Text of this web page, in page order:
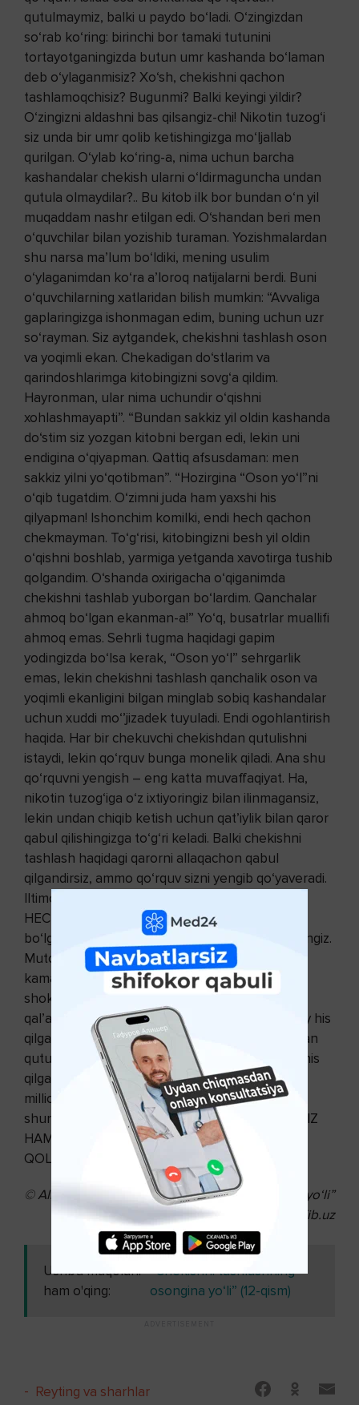
qutulmaymiz, balki u paydo bo‘ladi. O‘zingizdan
so‘rab ko‘­ring: birinchi bor tamaki tutunini
tortayotganingizda butun umr kashanda bo‘laman
deb o‘ylaganmisiz? Xo‘sh, chekishni qachon
tashlamoqchisiz? Bugunmi? Balki keyingi yildir?
O‘zingizni aldashni bas qilsangiz-chi! Nikotin tuzog‘i
siz unda bir umr qo­lib ketishingizga mo‘ljallab
qurilgan. O‘ylab ko‘ring-a, nima uchun barcha
kashandalar chekish ularni o‘ldirmaguncha undan
qutula olmaydilar?.. Bu kitob ilk bor bundan o‘n yil
mu­qaddam nashr etilgan edi. O‘shandan beri men
o‘quvchilar bilan yozishib turaman. Yozishmalardan
shu narsa ma’lum bo‘ldiki, mening usulim
o‘ylaganimdan ko‘ra a’loroq natijalarni berdi. Buni
o‘quvchilarning xatlaridan bilish mumkin: “Avvaliga
gaplaringizga ishonmagan edim, buning uchun uzr
so‘rayman. Siz aytgandek, chekishni tashlash oson
va yoqimli ekan. Chekadigan do‘stlarim va
qarindoshlarimga kitobingizni sovg‘a qildim.
Hayronman, ular nima uchundir o‘qishni
xohlashmayapti”. “Bundan sakkiz yil oldin kashanda
do‘stim siz yozgan kitobni bergan edi, lekin uni
endigina o‘qiyapman. Qattiq afsusdaman: men
sakkiz yilni yo‘qotibman”. “Hozirgina “Oson yo‘l”ni
o‘qib tugatdim. O‘zimni juda ham yaxshi his
qilyapman! Ishonchim komilki, endi hech qachon
chekmayman. To‘g‘risi, kitobingizni besh yil oldin
o‘qishni boshlab, yarmiga yetganda xavotirga tushib
qolgandim. O‘shanda oxirigacha o‘qiganimda
chekishni tashlab yuborgan bo‘lardim. Qanchalar
ahmoq bo‘lgan ekanman-a!” Yo‘q, busatrlar muallifi
ahmoq emas. Sehrli tugma haqidagi gapim
yodingizda bo‘lsa kerak, “Oson yo‘l” sehrgarlik
emas, lekin chekishni tashlash qanchalik oson va
yoqimli ekanligini bilgan minglab sobiq kashandalar
uchun xuddi mo‘’jizadek tuyuladi. Endi ogohlantirish
haqida. Har bir chekuvchi chekishdan qutulishni
istaydi, lekin qo‘rquv bunga monelik qiladi. Ana shu
qo‘rquvni yengish – eng katta muvaffaqiyat. Ha,
nikotin tuzog‘iga o‘z ixtiyoringiz bilan ilinmagansiz,
lekin undan chiqib ketish uchun qat’iylik bilan qaror
qabul qilishingizga to‘g‘ri keladi. Balki chekishni
tashlash haqidagi qarorni allaqachon qabul
qilgandirsiz, ammo qo‘rquv sizni yengib qo‘­ya­veradi.
Iltimos, shuni yodda tu­ting­ki, chekishni tashlab,
HЕCH NARSANI YO‘QOTMAYSIZ! Kitobni o‘qib
bo‘lgach ham chekishni tashlamasangiz, ixtiyoringiz.
Mutolaa davomida esa sigaretalar sonini
kamaytirishga hojat yo‘q. Unutmang, bu
shokterapiyasi ham emas. Graf Monte-Kristo If
qal’asidagi tut­qunlikdan qu­tulgach, o‘zini qanday his
qilganini tasavvur qila olasizmi? Nikotin tuzog‘idan
qutulganimda men ham o‘zimni xuddi shunday his
qil­ganman. Mening usulimdan foydalangan
millionlab sobiq kashandalar ham o‘zlarini xuddi
shunday his qilishadi. Mazkur kitobni o‘qigach, SIZ
HAM XUDDI SHUNDAY HISLAR GIRDOBIDA
QOLASIZ!
© Allen Karr.“Chekishni tashlashning osongina yo‘li”
Tib.uz
Ushbu maqolani
ham o'qing:
“Chekishni tashlashning
osongina yo‘li” (12-qism)
- Reyting va sharhlar